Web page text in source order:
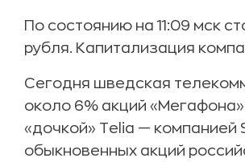
По состоянию на 11:09 мск
рубля. Капитализация
Сегодня шведская
около 6% акций
«дочкой» Telia —
обыкновенных акций